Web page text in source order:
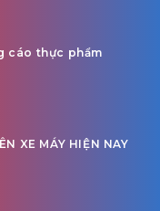
cáo thực phẩm
XE MÁY HIỆN NAY